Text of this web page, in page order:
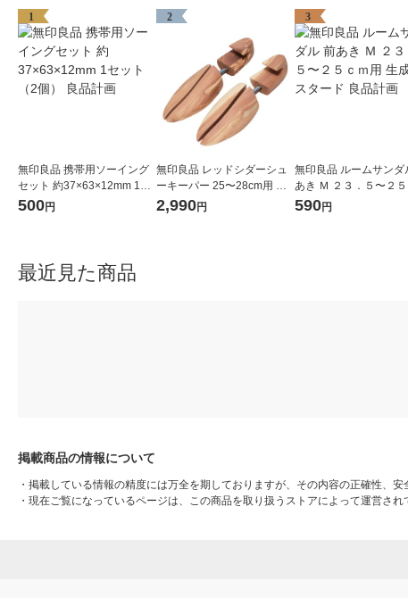
1
無印良品 携帯用ソーイング
セット 約37×63×12mm 1セ
ット（2個） 良品計画
500円
2
無印良品 レッドシダーシュ
ーキーパー 25〜28cm用 良
品計画
2,990円
3
無印良品 ルームサンダ
あき Ｍ ２３．５〜２５
用 生成×マスタード 良
590円
最近見た商品
掲載商品の情報について
・ 掲載している情報の精度には万全を期しておりますが、その内容の正確性、安
・ 現在ご覧になっているページは、この商品を取り扱うストアによって運営さ